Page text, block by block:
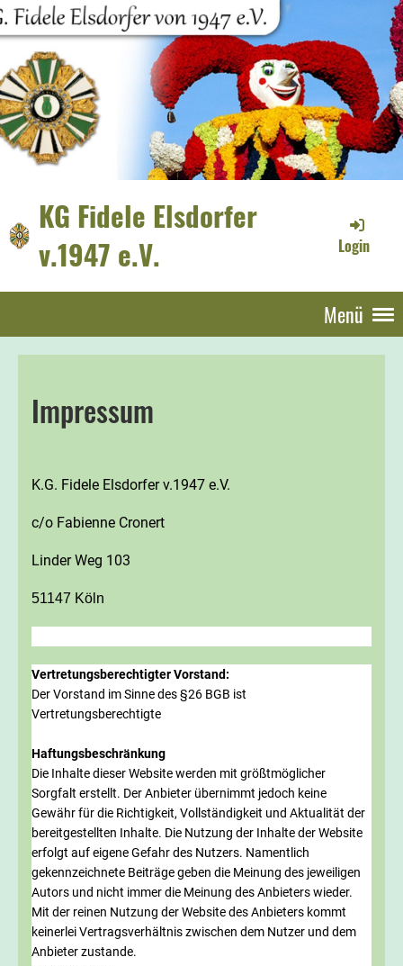
KG Fidele Elsdorfer
v.1947 e.V.
Login
Menü
Impressum
K.G. Fidele Elsdorfer v.1947 e.V.
c/o Fabienne Cronert
Linder Weg 103
51147 Köln
Vertretungsberechtigter Vorstand:
Der Vorstand im Sinne des §26 BGB ist
Vertretungsberechtigte
Haftungsbeschränkung
Die Inhalte dieser Website werden mit größtmöglicher
Sorgfalt erstellt. Der Anbieter übernimmt jedoch keine
Gewähr für die Richtigkeit, Vollständigkeit und Aktualität der
bereitgestellten Inhalte. Die Nutzung der Inhalte der Website
erfolgt auf eigene Gefahr des Nutzers. Namentlich
gekennzeichnete Beiträge geben die Meinung des jeweiligen
Autors und nicht immer die Meinung des Anbieters wieder.
Mit der reinen Nutzung der Website des Anbieters kommt
keinerlei Vertragsverhältnis zwischen dem Nutzer und dem
Anbieter zustande.